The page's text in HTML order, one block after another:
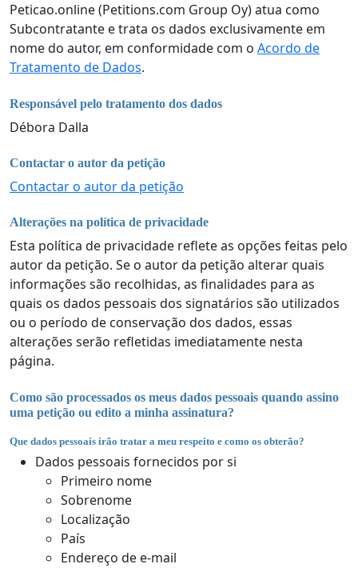
Peticao.online (Petitions.com Group Oy) atua como
Subcontratante e trata os dados exclusivamente em
nome do autor, em conformidade com o Acordo de
Tratamento de Dados.
Responsável pelo tratamento dos dados
Débora Dalla
Contactar o autor da petição
Contactar o autor da petição
Alterações na política de privacidade
Esta política de privacidade reflete as opções feitas pelo
autor da petição. Se o autor da petição alterar quais
informações são recolhidas, as finalidades para as
quais os dados pessoais dos signatários são utilizados
ou o período de conservação dos dados, essas
alterações serão refletidas imediatamente nesta
página.
Como são processados os meus dados pessoais quando assino
uma petição ou edito a minha assinatura?
Que dados pessoais irão tratar a meu respeito e como os obterão?
Dados pessoais fornecidos por si
Primeiro nome
Sobrenome
Localização
País
Endereço de e-mail